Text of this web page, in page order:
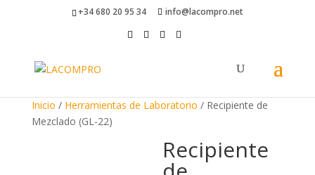
+34 680 20 95 34 info@lacompro.net
Inicio / Herramientas de Laboratorio / Recipiente de
Mezclado (GL-22)
Recipiente